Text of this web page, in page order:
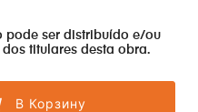
pode ser distribuído e/ou
titulares desta obra.
В Корзину